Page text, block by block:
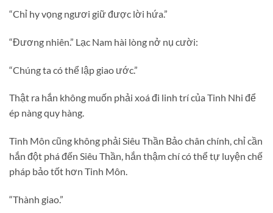
“Chỉ hy vọng ngươi giữ được lời hứa.”
“Đương nhiên.” Lạc Nam hài lòng nở nụ cười:
“Chúng ta có thể lập giao ước.”
Thật ra hắn không muốn phải xoá đi linh trí của Tinh Nhi để
ép nàng quy hàng.
Tinh Môn cũng không phải Siêu Thần Bảo chân chính, chỉ cần
hắn đột phá đến Siêu Thần, hắn thậm chí có thể tự luyện chế
pháp bảo tốt hơn Tinh Môn.
“Thành giao.”